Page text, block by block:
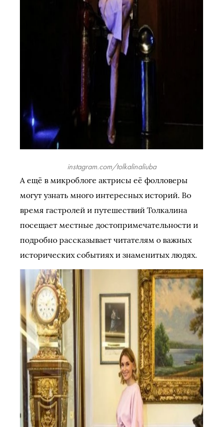
instagram.com/tolkalinaliuba
А ещё в микроблоге актрисы её фолловеры
могут узнать много интересных историй. Во
время гастролей и путешествий Толкалина
посещает местные достопримечательности и
подробно рассказывает читателям о важных
исторических событиях и знаменитых людях.